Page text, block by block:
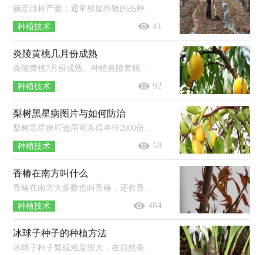
确定目标产量：通常根据作物的品种特性和产量潜力来确定。计算养分吸收量：根据目标产量以及作物对养分的吸收量来确定。调整养分施用...
种植技术 41
炎陵黄桃几月份成熟
炎陵黄桃7月份成熟。种植炎陵黄桃，需在4月下旬疏除黄果、小果及果面茸毛无光泽的果等，5月中旬疏除病虫果、畸形果、密集果等，一般长...
种植技术 92
梨树黑星病图片与如何防治
梨树黑星病可选用可杀得叁仟2000倍、10%苯醚甲环唑3000倍、40%杜邦福星10000倍、80%汉邦多菌灵2000倍等农药进行防治，连喷3-4次，间...
种植技术 58
香椿在南方叫什么
香椿在南方大多数也叫香椿，还有香椿芽、香桩头等。香椿为落叶乔木，原产于中国，分布于长江南北的广泛地区，果实是椭圆形蒴果，树体高大，是...
种植技术 484
冰球子种子的种植方法
冰球子种子繁殖难度较大，在自然条件下播种出芽率极低，所以一般不使用。冰球子可以用块茎进行种植，选择疏松透气、排水好的土壤，在春、...